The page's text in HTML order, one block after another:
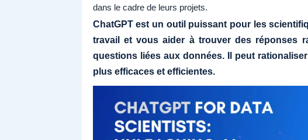
dans le cadre de leurs projets.
ChatGPT est un outil puissant pour les
travail et vous aider à trouver des réponses
questions liées aux données. Il peut
plus efficaces et efficientes.